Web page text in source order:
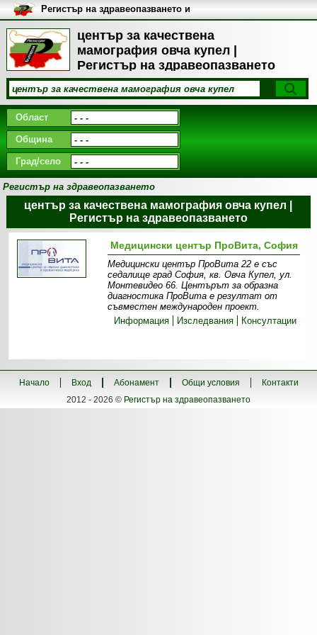
център за качествена
мамография овча купел |
Регистър на здравеопазването
Регистър на здравеопазването и
медицинските заведения в
България
Област
Община
Град/село
Регистър на здравеопазването
център за качествена мамография овча купел |
Регистър на здравеопазването
Медицински център ПроВита, София
Медицински център ПроВита 22 е със
седалище град София, кв. Овча Купел, ул.
Монтевидео 66. Центърът за образна
диагностика ПроВита e резултат от
съвместен международен проект.
Информация
Изследвания Консултации
Начало Вход Абонамент Общи условия
Контакти
2012 - 2026 © Регистър на здравеопазването